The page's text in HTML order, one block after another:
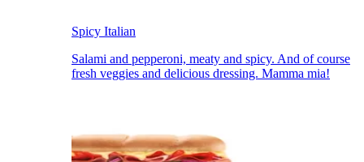
Spicy Italian​​​​‌ ‍ ​‍​‍‌‍ ‌ ​‍‌‍‍‌‌‍‌ ‌‍‍‌‌‍ ‍​‍​‍​ ‍‍​‍​‍‌ ​ ‌‍​‌‌‍ ‍‌‍‍‌‌ ‌​‌ ‍‌​‍ ‍‌‍‍‌‌‍ ​‍​‍​‍ ​​‍​‍‌‍‍​‌ ​‍‌‍‌‌‌‍‌‍​‍​‍​ ‍‍​‍​‍‌‍‍​‌ ‌​‌ ‌​‌ ​​‌ ​ ​ ‍‍​‍ ​‍ ‌‍ ‍‌‍ ‌ ​‍‌‍‌​‌‍‍‌‌‍​ ​‍ ‌‌‍​‍‌‍‍‌‌ ‌​‌‍‌‌‌ ​ ​‍ ‌‌‍‌ ‌ ​‍‌‍ ‌ ‌‌‌ ​​​‍ ‌‌ ​ ‌ ‌​‌ ‌‌‌‍‌​‌‍‍‌‌‍ ​‍ ‍‌ ‌‍‌‍‌‌‌ ​‍‌‍​ ‌‍‌‌‌‍ ​​‍ ‍‌‍​‌‌ ​​‌ ​​​‍ ‌‍‍‌‌‍ ‍‌ ‌​‌‍‌‌‌‍ ‍‌ ‌​​‍ ‌‍‌‌‌‍‌​‌‍‍‌‌ ‌​​‍ ‌‍ ‌‌‍ ‌‍‌​‌‍‌‌​ ‌‌ ​​‌ ​‍‌‍‌‌‌ ​ ‌‍‌‌‌‍ ‍‌ ‌​‌‍​‌‌ ‌​‌‍‍‌‌‍ ‌‍ ‍​ ‍ ‌‍‍‌‌‍‌​​ ‌​ ‌‍​ ‌ ​ ‌ ​ ‍​​ ‌ ​ ‌‍‌‍​‍‌‍​‍​‍ ‌​ ‌‍​ ​​​ ‍‌‌‍​‌​‍ ‌​ ‌​​ ‌‌​ ​‍‌‍​‍​‍ ‌​ ‍​​ ‍‌‌‍​‍​ ‌‌​‍ ‌​ ‍‌​ ‌ ‌‍​‍​ ‌‌​ ​‌​ ​​​ ‌‍‌‍​‍​ ​ ​ ​​​ ‌ ‌‍‌‌​ ‍ ‌ ‌​‌ ‍‌‌ ​​‌‍‌‌​ ‌‌ ​​‌ ​‍‌‍ ‌‍‌​‌ ‌‌‌‍​ ‌ ‌​​ ‍ ‌ ​​‌‍​‌‌ ‌​‌‍‍​​ ‌‌‍ ‍‌‍​‌‌‍ ‌‌‍‌‌​‍‌‌​ ‌‌‌​​‍‌‌ ‌‍‍ ‌‍‌‌‌ ‍‌​‍‌‌​ ​ ‌​‌​​‍‌‌​ ​ ‌​‌​​‍‌‌​ ​‍​ ​‍‌‍‌‌‌‍ ‍​‍‌‌​ ​‍​ ​‍​‍‌‌​ ‌‌‌​‌​​‍ ‍‌ ‌‍‌‍​‌‌‍ ​‌ ‌‌‌‍‌‌​ ‌‍​‍‌‍​‌‌ ​ ‌‍‌‌‌‌‌‌‌ ​‍‌‍ ​​ ‌‌‍‍​‌ ‌​‌ ‌​‌ ​​‌ ​ ​‍‌‌​ ​ ‌​​‌​‍‌‌​ ​‍‌​‌‍​‍‌‌​ ​‍‌​‌‍‌‍ ‍‌‍ ‌ ​‍‌‍‌​‌‍‍‌‌‍​ ​‍ ‌‌‍​‍‌‍‍‌‌ ‌​‌‍‌‌‌ ​ ​‍ ‌‌‍‌ ‌ ​‍‌‍ ‌ ‌‌‌ ​​​‍ ‌‌ ​ ‌ ‌​‌ ‌‌‌‍‌​‌‍‍‌‌‍ ​‍ ‍‌ ‌‍‌‍‌‌‌ ​‍‌‍​ ‌‍‌‌‌‍ ​​‍ ‍‌‍​‌‌ ​​‌ ​​​‍‌‍‌‍‍‌‌‍‌​​ ‌​ ‌‍​ ‌ ​ ‌ ​ ‍​​ ‌ ​ ‌‍‌‍​‍‌‍​‍​‍ ‌​ ‌‍​ ​​​ ‍‌‌‍​‌​‍ ‌​ ‌​​ ‌‌​ ​‍‌‍​‍​‍ ‌​ ‍​​ ‍‌‌‍​‍​ ‌‌​‍ ‌​ ‍‌​ ‌ ‌‍​‍​ ‌‌​ ​‌​ ​​​ ‌‍‌‍​‍​ ​ ​ ​​​ ‌ ‌‍‌‌​‍‌‍‌ ‌​‌ ‍‌‌ ​​‌‍‌‌​ ‌‌ ​​‌ ​‍‌‍ ‌‍‌​‌ ‌‌‌‍​ ‌ ‌​​‍‌‍‌ ​​‌‍​‌‌ ‌​‌‍‍​​ ‌‌‍ ‍‌‍​‌‌‍ ‌‌‍‌‌​‍‌‌​ ‌‌‌​​‍‌‌ ‌‍‍ ‌‍‌‌‌ ‍‌​‍‌‌​ ​ ‌​‌​​‍‌‌​ ​ ‌​‌​​‍‌‌​ ​‍​ ​‍‌‍‌‌‌‍ ‍​‍‌‌​ ​‍​ ​‍​‍‌‌​ ‌‌‌​‌​​‍ ‍‌ ‌‍‌‍​‌‌‍ ​‌ ‌‌‌‍‌‌​‍‌‍‌ ​​‌‍‌‌‌ ​‍‌ ​ ‌ ​​‌‍‌‌‌‍​ ‌ ‌​‌‍‍‌‌ ‌‍‌‍‌‌​ ‌‌ ​​‌ ‌‌‌‍​‍‌‍ ​‌‍‍‌‌ ​ ‌‍‍​‌‍‌‌‌‍‌​​‍​‍‌ ‌
Salami and pepperoni, meaty and spicy. And of course
fresh veggies and delicious dressing. Mamma mia!​​​​‌ ‍ ​‍​‍‌‍ ‌ ​‍‌‍‍‌‌‍‌ ‌‍‍‌‌‍ ‍​‍​‍​ ‍‍​‍​‍‌ ​ ‌‍​‌‌‍ ‍‌‍‍‌‌ ‌​‌ ‍‌​‍ ‍‌‍‍‌‌‍ ​‍​‍​‍ ​​‍​‍‌‍‍​‌ ​‍‌‍‌‌‌‍‌‍​‍​‍​ ‍‍​‍​‍‌‍‍​‌ ‌​‌ ‌​‌ ​​‌ ​ ​ ‍‍​‍ ​‍ ‌‍ ‍‌‍ ‌ ​‍‌‍‌​‌‍‍‌‌‍​ ​‍ ‌‌‍​‍‌‍‍‌‌ ‌​‌‍‌‌‌ ​ ​‍ ‌‌‍‌ ‌ ​‍‌‍ ‌ ‌‌‌ ​​​‍ ‌‌ ​ ‌ ‌​‌ ‌‌‌‍‌​‌‍‍‌‌‍ ​‍ ‍‌ ‌‍‌‍‌‌‌ ​‍‌‍​ ‌‍‌‌‌‍ ​​‍ ‍‌‍​‌‌ ​​‌ ​​​‍ ‌‍‍‌‌‍ ‍‌ ‌​‌‍‌‌‌‍ ‍‌ ‌​​‍ ‌‍‌‌‌‍‌​‌‍‍‌‌ ‌​​‍ ‌‍ ‌‌‍ ‌‍‌​‌‍‌‌​ ‌‌ ​​‌ ​‍‌‍‌‌‌ ​ ‌‍‌‌‌‍ ‍‌ ‌​‌‍​‌‌ ‌​‌‍‍‌‌‍ ‌‍ ‍​ ‍ ‌‍‍‌‌‍‌​​ ‌​ ‌‍​ ‌ ​ ‌ ​ ‍​​ ‌ ​ ‌‍‌‍​‍‌‍​‍​‍ ‌​ ‌‍​ ​​​ ‍‌‌‍​‌​‍ ‌​ ‌​​ ‌‌​ ​‍‌‍​‍​‍ ‌​ ‍​​ ‍‌‌‍​‍​ ‌‌​‍ ‌​ ‍‌​ ‌ ‌‍​‍​ ‌‌​ ​‌​ ​​​ ‌‍‌‍​‍​ ​ ​ ​​​ ‌ ‌‍‌‌​ ‍ ‌ ‌​‌ ‍‌‌ ​​‌‍‌‌​ ‌‌ ​​‌ ​‍‌‍ ‌‍‌​‌ ‌‌‌‍​ ‌ ‌​​ ‍ ‌ ​​‌‍​‌‌ ‌​‌‍‍​​ ‌‌ ​ ‌‍‍​‌‍ ‌ ​‍‌ ‌​‌​‌​‌‍‌‌‌ ​ ‌‍​ ‌ ​‍‌‍‍‌‌ ​​‌ ‌​‌‍‍‌‌‍ ‌‍ ‍​‍‌‌​ ‌‌‌​​‍‌‌ ‌‍‍ ‌‍‌‌‌ ‍‌​‍‌‌​ ​ ‌​‌​​‍‌‌​ ​ ‌​‌​​‍‌‌​ ​‍​ ​‍‌‍‌‌‌‍ ‍​‍‌‌​ ​‍​ ​‍​‍‌‌​ ‌‌‌​‌​​‍ ‍‌ ‌‍‌‍​‌‌‍ ​‌ ‌‌‌‍‌‌​ ‌‍​‍‌‍​‌‌ ​ ‌‍‌‌‌‌‌‌‌ ​‍‌‍ ​​ ‌‌‍‍​‌ ‌​‌ ‌​‌ ​​‌ ​ ​‍‌‌​ ​ ‌​​‌​‍‌‌​ ​‍‌​‌‍​‍‌‌​ ​‍‌​‌‍‌‍ ‍‌‍ ‌ ​‍‌‍‌​‌‍‍‌‌‍​ ​‍ ‌‌‍​‍‌‍‍‌‌ ‌​‌‍‌‌‌ ​ ​‍ ‌‌‍‌ ‌ ​‍‌‍ ‌ ‌‌‌ ​​​‍ ‌‌ ​ ‌ ‌​‌ ‌‌‌‍‌​‌‍‍‌‌‍ ​‍ ‍‌ ‌‍‌‍‌‌‌ ​‍‌‍​ ‌‍‌‌‌‍ ​​‍ ‍‌‍​‌‌ ​​‌ ​​​‍‌‍‌‍‍‌‌‍‌​​ ‌​ ‌‍​ ‌ ​ ‌ ​ ‍​​ ‌ ​ ‌‍‌‍​‍‌‍​‍​‍ ‌​ ‌‍​ ​​​ ‍‌‌‍​‌​‍ ‌​ ‌​​ ‌‌​ ​‍‌‍​‍​‍ ‌​ ‍​​ ‍‌‌‍​‍​ ‌‌​‍ ‌​ ‍‌​ ‌ ‌‍​‍​ ‌‌​ ​‌​ ​​​ ‌‍‌‍​‍​ ​ ​ ​​​ ‌ ‌‍‌‌​‍‌‍‌ ‌​‌ ‍‌‌ ​​‌‍‌‌​ ‌‌ ​​‌ ​‍‌‍ ‌‍‌​‌ ‌‌‌‍​ ‌ ‌​​‍‌‍‌ ​​‌‍​‌‌ ‌​‌‍‍​​ ‌‌ ​ ‌‍‍​‌‍ ‌ ​‍‌ ‌​‌​‌​‌‍‌‌‌ ​ ‌‍​ ‌ ​‍‌‍‍‌‌ ​​‌ ‌​‌‍‍‌‌‍ ‌‍ ‍​‍‌‌​ ‌‌‌​​‍‌‌ ‌‍‍ ‌‍‌‌‌ ‍‌​‍‌‌​ ​ ‌​‌​​‍‌‌​ ​ ‌​‌​​‍‌‌​ ​‍​ ​‍‌‍‌‌‌‍ ‍​‍‌‌​ ​‍​ ​‍​‍‌‌​ ‌‌‌​‌​​‍ ‍‌ ‌‍‌‍​‌‌‍ ​‌ ‌‌‌‍‌‌​‍‌‍‌ ​​‌‍‌‌‌ ​‍‌ ​ ‌ ​​‌‍‌‌‌‍​ ‌ ‌​‌‍‍‌‌ ‌‍‌‍‌‌​ ‌‌ ​​‌ ‌‌‌‍​‍‌‍ ​‌‍‍‌‌ ​ ‌‍‍​‌‍‌‌‌‍‌​​‍​‍‌ ‌